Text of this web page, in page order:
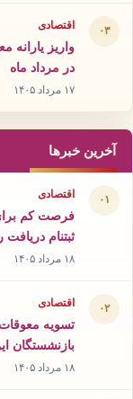
۰۳ اقتصادی
در مرداد ماه
۱۷ مرداد ۱۴۰۵
آخرین خبرها
۰۱ اقتصادی
فرصت کم
ثبتنام
۱۸ مرداد ۱۴۰۵
۰۲ اقتصادی
تسویه
بازنشستگان
۱۸ مرداد ۱۴۰۵